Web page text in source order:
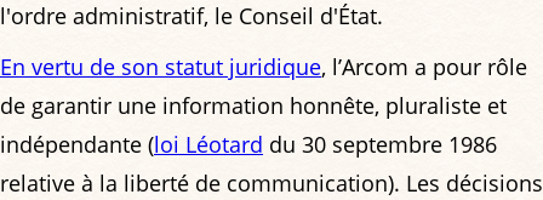
l'ordre administratif, le Conseil d'État.
En vertu de son statut juridique, l’Arcom a pour rôle
de garantir une information honnête, pluraliste et
indépendante (loi Léotard du 30 septembre 1986
relative à la liberté de communication). Les décisions